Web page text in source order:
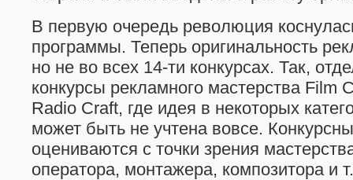
В первую очередь революция
программы. Теперь оригинальность
но не во всех 14-ти конкурсах. Так,
конкурсы рекламного мастерства Film
Radio Craft, где идея в некоторых
может быть не учтена вовсе.
оцениваются с точки зрения
оператора, монтажера, композитора и